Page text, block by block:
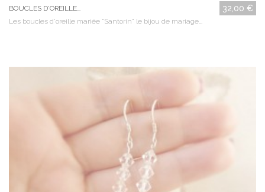
BOUCLES D'OREILLE... 32,00 €
Les boucles d'oreille mariée "Santorin" le bijou de mariage...